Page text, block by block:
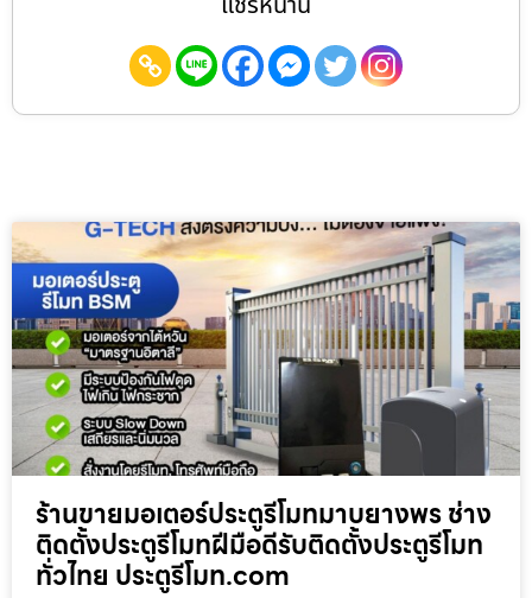
ร้านขายมอเตอร์ประตูรีโมทมาบยางพร ช่าง
ติดตั้งประตูรีโมทฝีมือดีรับติดตั้งประตูรีโมท
ทั่วไทย ประตูรีโมท.com